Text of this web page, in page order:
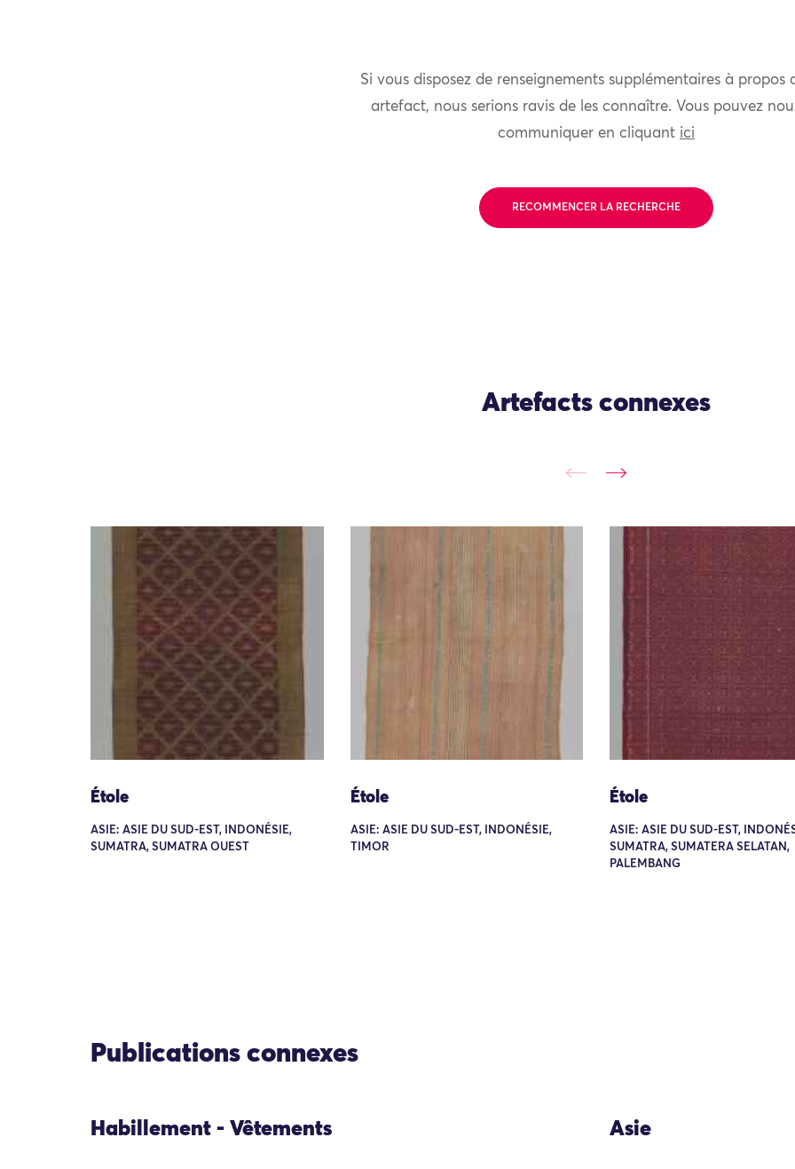
Si vous disposez de renseignements supplémentaires à propos
artefact, nous serions ravis de les connaître. Vous pouvez
communiquer en cliquant ici
RECOMMENCER LA RECHERCHE
Artefacts connexes
Étole
ASIE: ASIE DU SUD-EST, INDONÉSIE,
SUMATRA, SUMATRA OUEST
Étole
ASIE: ASIE DU SUD-EST, INDONÉSIE,
TIMOR
Étole
ASIE: ASIE DU SUD-EST,
SUMATRA, SUMATERA SELATAN,
PALEMBANG
Publications connexes
Habillement - Vêtements Asie